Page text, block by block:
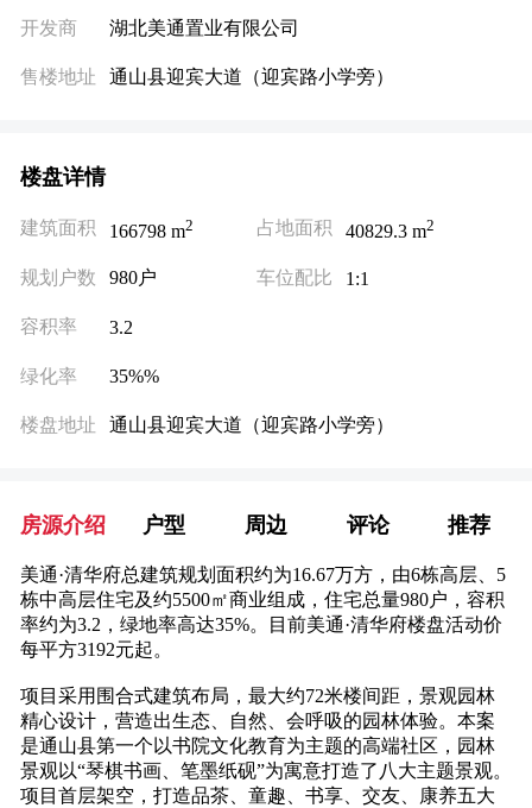
开发商 湖北美通置业有限公司
售楼地址 通山县迎宾大道（迎宾路小学旁）
楼盘详情
建筑面积 166798 m2 占地面积 40829.3 m2
规划户数 980户 车位配比 1:1
容积率 3.2
绿化率 35%%
楼盘地址 通山县迎宾大道（迎宾路小学旁）
房源介绍 户型 周边 评论 推荐
美通·清华府总建筑规划面积约为16.67万方，由6栋高层、5
栋中高层住宅及约5500㎡商业组成，住宅总量980户，容积
率约为3.2，绿地率高达35%。目前美通·清华府楼盘活动价
每平方3192元起。
项目采用围合式建筑布局，最大约72米楼间距，景观园林
精心设计，营造出生态、自然、会呼吸的园林体验。本案
是通山县第一个以书院文化教育为主题的高端社区，园林
景观以“琴棋书画、笔墨纸砚”为寓意打造了八大主题景观。
项目首层架空，打造品茶、童趣、书享、交友、康养五大